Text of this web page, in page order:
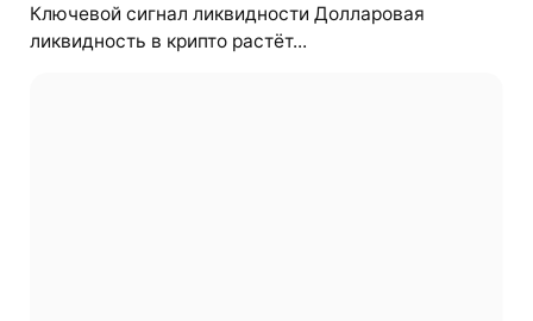
Ключевой сигнал ликвидности Долларовая
ликвидность в крипто растёт...